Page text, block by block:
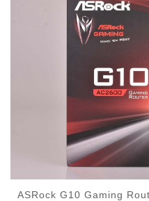
ASRock G10 Gaming